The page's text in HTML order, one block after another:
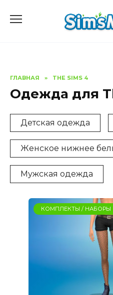
ГЛАВНАЯ » THE SIMS 4
Одежда для
Детская одежда
Женское нижнее
Мужская одежда
КОМПЛЕКТЫ / НАБОРЫ